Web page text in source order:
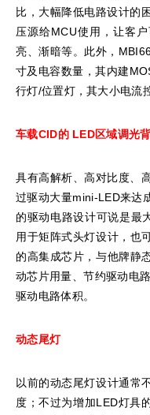
比，大幅降低电路设计的
压源给MCU使用，让客
亮、渐暗等。此外，
寸及电容数量，其内建
行灯/位置灯，其大小电流
车载CID的LED区域调光
具有高解析、高对比度、
过驱动大量mini-LED来达
的驱动电路设计可说是最
用于矩阵式头灯设计，也
的高集成芯片，与他牌静
动芯片用量、节约驱动电
驱动电路体积。
动态尾灯
以前的动态尾灯设计通常
度；不过为增加LED灯具